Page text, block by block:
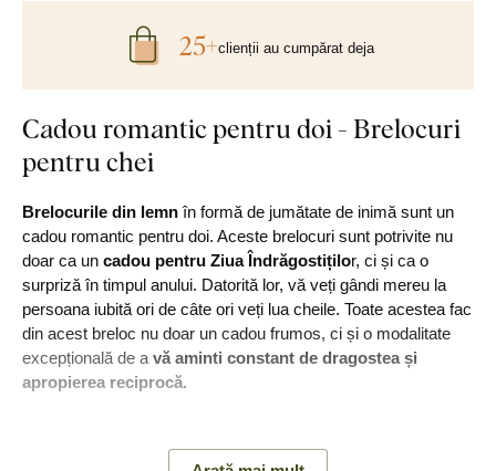
Cadou romantic pentru doi - Brelocuri
pentru chei
Brelocurile din lemnîn formă de jumătate de inimă sunt un
cadou romantic pentru doi. Aceste brelocuri sunt potrivite nu
doar ca un cadou pentru Ziua Îndrăgostiților, ci și ca o
surpriză în timpul anului. Datorită lor, vă veți gândi mereu la
persoana iubită ori de câte ori veți lua cheile. Toate acestea fac
din acest breloc nu doar un cadou frumos, ci și o modalitate
excepțională de a vă aminti constant de dragostea și
apropierea reciprocă.
25+clienții au cumpărat deja